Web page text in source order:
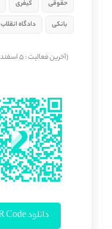
حقوقی کیفری
بانکی
دادگاه انقلاب
(آخرین فعالیت : 5 اسفند 1401 )
دانلود QR Code